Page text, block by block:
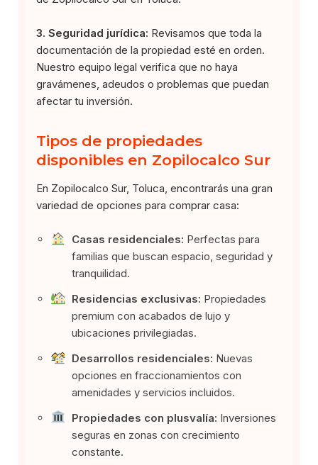
3. Seguridad jurídica: Revisamos que toda la
documentación de la propiedad esté en orden.
Nuestro equipo legal verifica que no haya
gravámenes, adeudos o problemas que puedan
afectar tu inversión.
Tipos de propiedades
disponibles en Zopilocalco Sur
En Zopilocalco Sur, Toluca, encontrarás una gran
variedad de opciones para comprar casa:
Casas residenciales: Perfectas para
familias que buscan espacio, seguridad y
tranquilidad.
Residencias exclusivas: Propiedades
premium con acabados de lujo y
ubicaciones privilegiadas.
Desarrollos residenciales: Nuevas
opciones en fraccionamientos con
amenidades y servicios incluidos.
Propiedades con plusvalía: Inversiones
seguras en zonas con crecimiento
constante.